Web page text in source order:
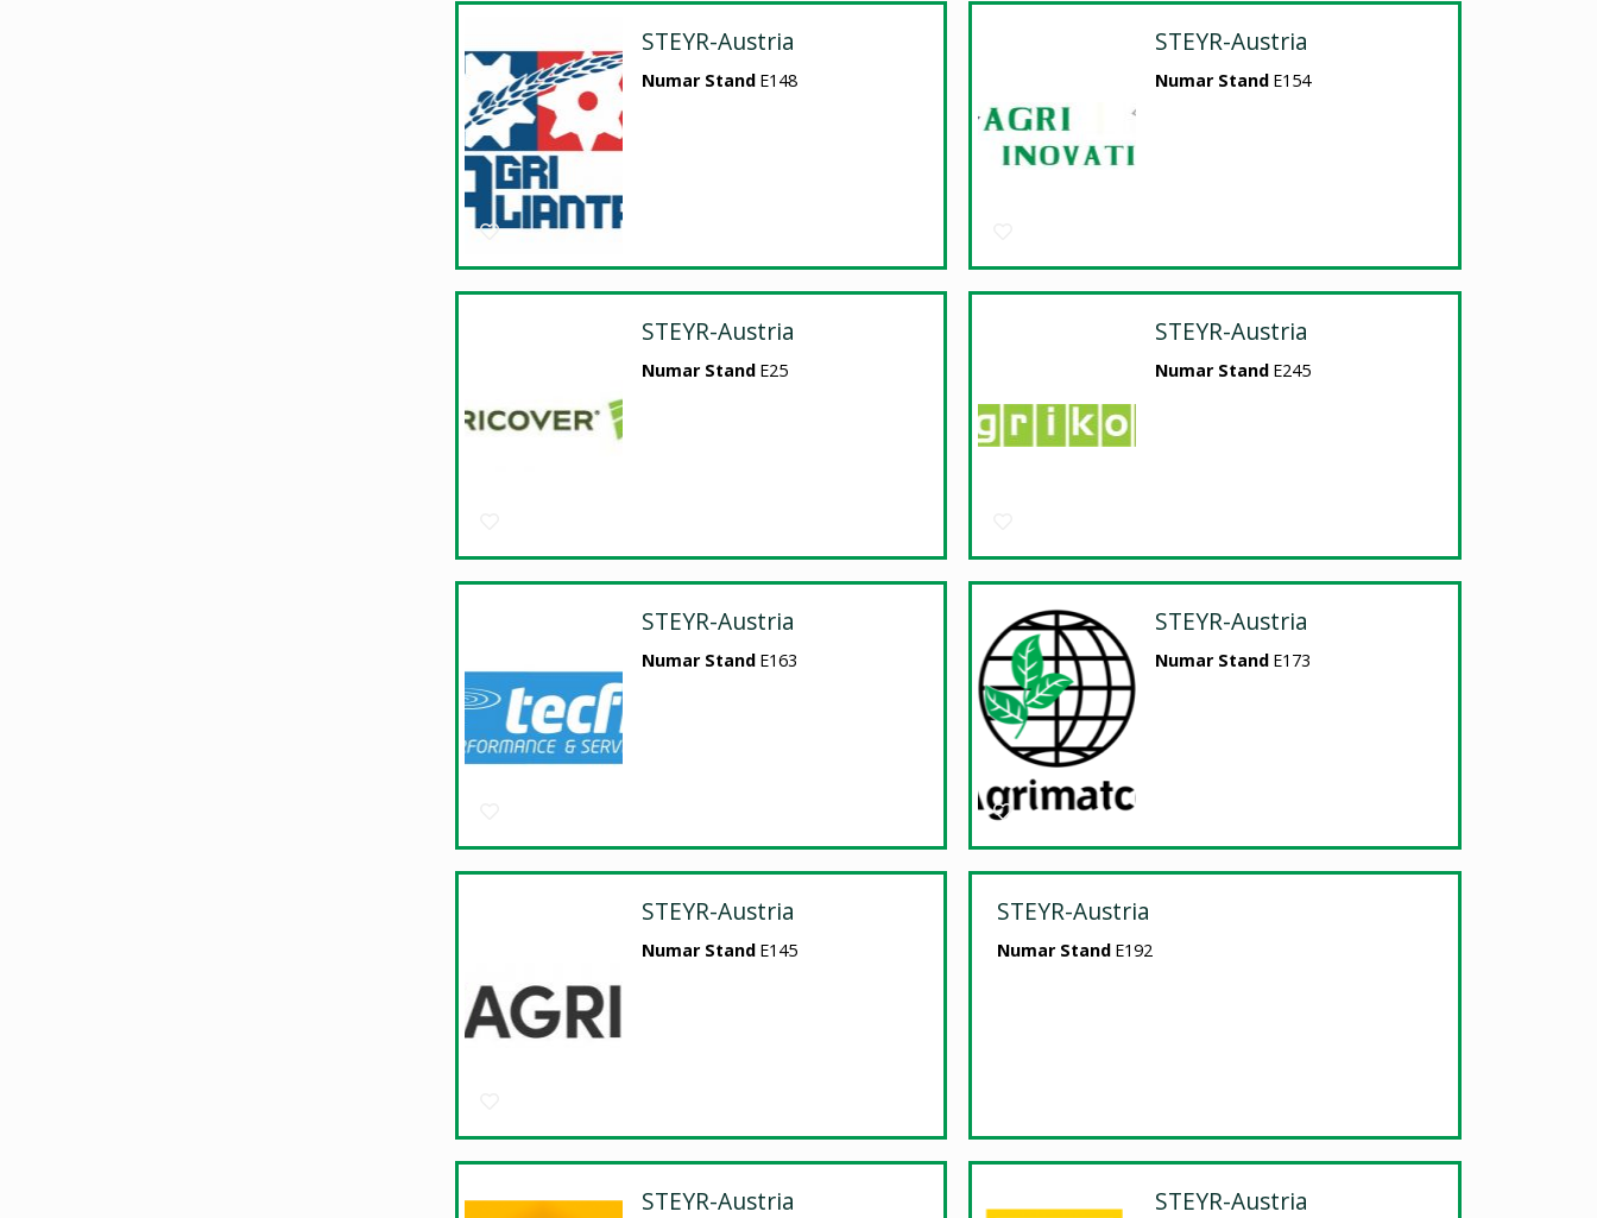
STEYR-Austria
Numar Stand E148
STEYR-Austria
Numar Stand E154
STEYR-Austria
Numar Stand E25
STEYR-Austria
Numar Stand E245
STEYR-Austria
Numar Stand E163
STEYR-Austria
Numar Stand E173
STEYR-Austria
Numar Stand E145
STEYR-Austria
Numar Stand E192
STEYR-Austria STEYR-Austria